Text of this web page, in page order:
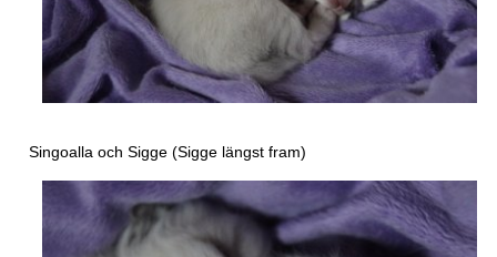
Singoalla och Sigge (Sigge längst fram)